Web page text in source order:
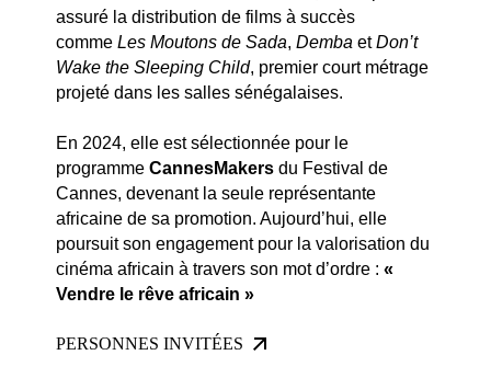
assuré la distribution de films à succès
commeLes Moutons de Sada,Demba etDon’t
Wake the Sleeping Child, premier court métrage
projeté dans les salles sénégalaises.
En 2024, elle est sélectionnée pour le
programmeCannesMakers du Festival de
Cannes, devenant la seule représentante
africaine de sa promotion. Aujourd’hui, elle
poursuit son engagement pour la valorisation du
cinéma africain à travers son mot d’ordre :«
Vendre le rêve africain »
PERSONNES INVITÉES